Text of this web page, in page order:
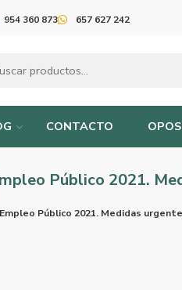
954 360 873 657 627 242
CONTACTO
Público 2021.
Público 2021. Medidas